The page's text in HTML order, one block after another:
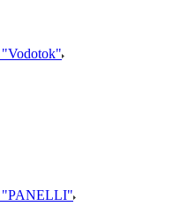
"PANELLI"